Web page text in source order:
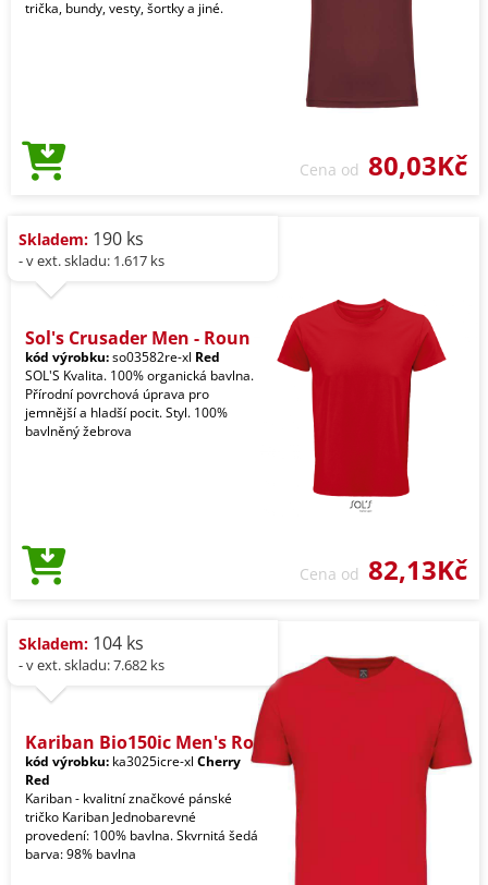
trička, bundy, vesty, šortky a jiné.
Cena od 80,03Kč
Skladem: 190 ks
- v ext. skladu: 1.617 ks
Sol's Crusader Men - Roun
kód výrobku:so03582re-xl Red
SOL'S Kvalita. 100% organická bavlna.
Přírodní povrchová úprava pro
jemnější a hladší pocit. Styl. 100%
bavlněný žebrova
Cena od 82,13Kč
Skladem: 104 ks
- v ext. skladu: 7.682 ks
Kariban Bio150ic Men's Ro
kód výrobku: ka3025icre-xl Cherry
Red
Kariban - kvalitní značkové pánské
tričko Kariban Jednobarevné
provedení: 100% bavlna. Skvrnitá šedá
barva: 98% bavlna